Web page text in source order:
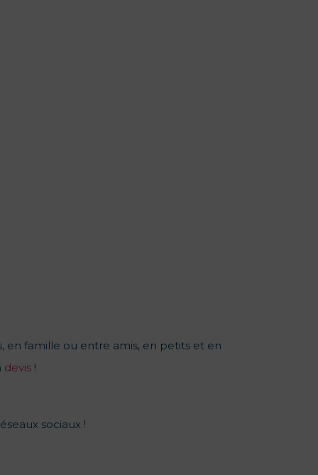
en famille ou entre amis, en petits et en
devis!
sociaux !